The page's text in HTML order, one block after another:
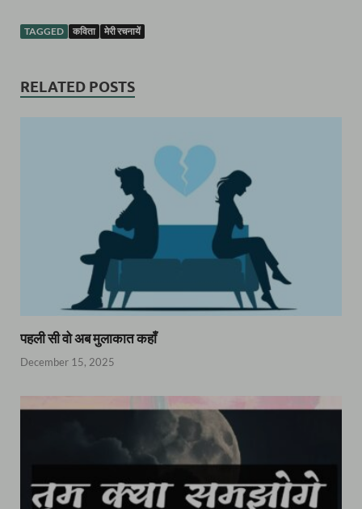
TAGGED कविता मेरी रचनायें
RELATED POSTS
पहली सी वो अब मुलाकात कहाँ
December 15, 2025